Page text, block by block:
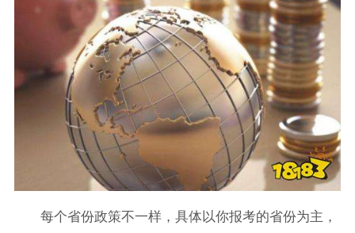
每个省份政策不一样，具体以你报考的省份为主，